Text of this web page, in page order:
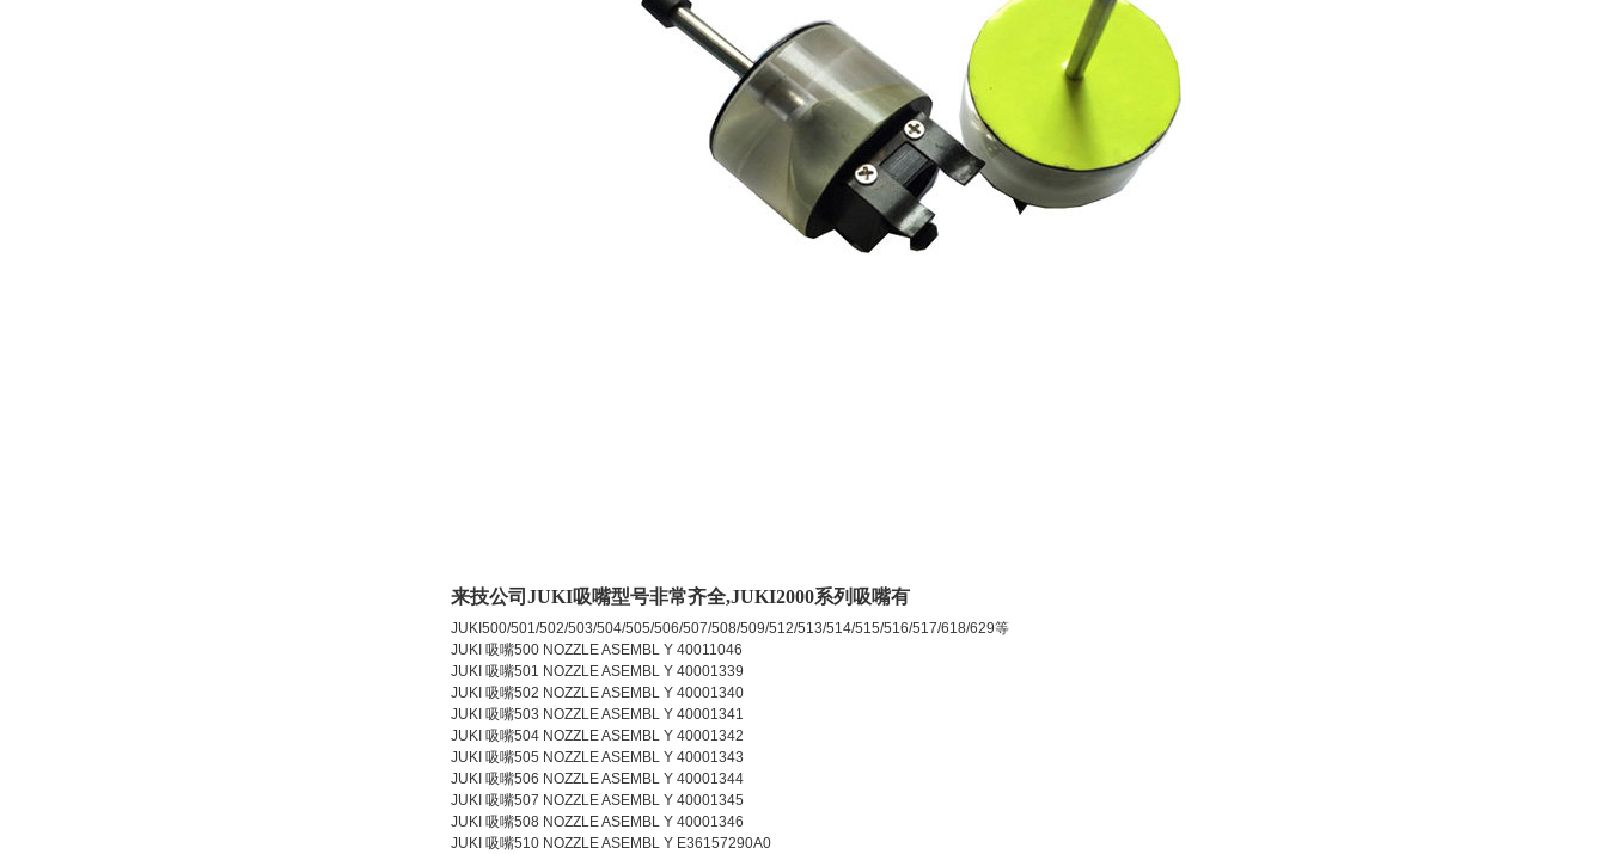
来技公司JUKI吸嘴型号非常齐全,JUKI2000系列吸嘴有
JUKI500/501/502/503/504/505/506/507/508/509/512/513/514/515/516/517/618/629等
JUKI 吸嘴500 NOZZLE ASEMBL Y 40011046
JUKI 吸嘴501 NOZZLE ASEMBL Y 40001339
JUKI 吸嘴502 NOZZLE ASEMBL Y 40001340
JUKI 吸嘴503 NOZZLE ASEMBL Y 40001341
JUKI 吸嘴504 NOZZLE ASEMBL Y 40001342
JUKI 吸嘴505 NOZZLE ASEMBL Y 40001343
JUKI 吸嘴506 NOZZLE ASEMBL Y 40001344
JUKI 吸嘴507 NOZZLE ASEMBL Y 40001345
JUKI 吸嘴508 NOZZLE ASEMBL Y 40001346
JUKI 吸嘴510 NOZZLE ASEMBL Y E36157290A0